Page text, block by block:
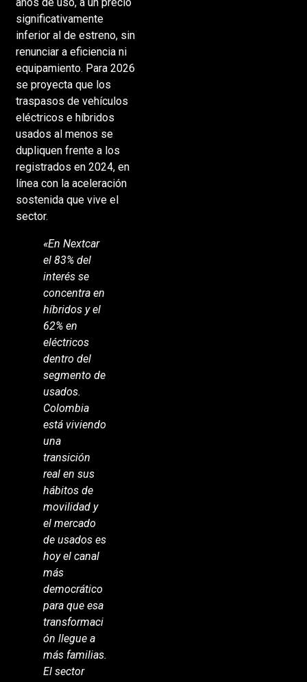
significativamente
inferior al de estreno, sin
renunciar a eficiencia ni
equipamiento. Para 2026
se proyecta que los
traspasos de vehículos
eléctricos e híbridos
usados al menos se
dupliquen frente a los
registrados en 2024, en
línea con la aceleración
sostenida que vive el
sector.
«En Nextcar
el 83% del
interés se
concentra en
híbridos y el
62% en
eléctricos
dentro del
segmento de
usados.
Colombia
está viviendo
una
transición
real en sus
hábitos de
movilidad y
el mercado
de usados es
hoy el canal
más
democrático
para que esa
transformaci
ón llegue a
más familias.
El sector